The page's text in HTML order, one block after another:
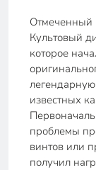
Отмеченный
Культовый
которое
известных
проблемы
винтов или
получил